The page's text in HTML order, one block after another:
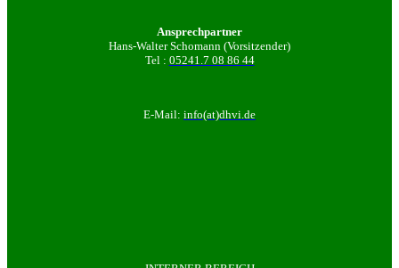
Ansprechpartner
Hans-Walter Schomann (Vorsitzender)
Tel : 05241.7 08 86 44
E-Mail: info(at)dhvi.de